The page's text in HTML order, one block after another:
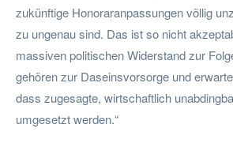
zukünftige Honoraranpassungen völlig
zu ungenau sind. Das ist so nicht
massiven politischen Widerstand zur
gehören zur Daseinsvorsorge und
dass zugesagte, wirtschaftlich
umgesetzt werden.“